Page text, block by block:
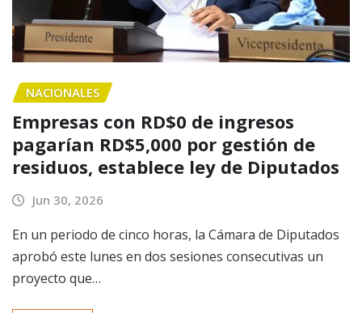
NACIONALES
Empresas con RD$0 de ingresos
pagarían RD$5,000 por gestión de
residuos, establece ley de Diputados
Jun 30, 2026
En un periodo de cinco horas, la Cámara de Diputados
aprobó este lunes en dos sesiones consecutivas un
proyecto que…